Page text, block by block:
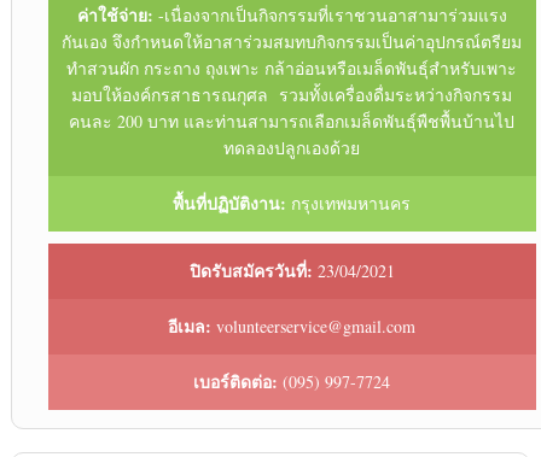
ค่าใช้จ่าย: -เนื่องจากเป็นกิจกรรมที่เราชวนอาสามาร่วมแรง
กันเอง จึงกำหนดให้อาสาร่วมสมทบกิจกรรมเป็นค่าอุปกรณ์ตรียม
ทำสวนผัก กระถาง ถุงเพาะ กล้าอ่อนหรือเมล็ดพันธุ์สำหรับเพาะ
มอบให้องค์กรสาธารณกุศล รวมทั้งเครื่องดื่มระหว่างกิจกรรม
คนละ 200 บาท และท่านสามารถเลือกเมล็ดพันธุ์พืชพื้นบ้านไป
ทดลองปลูกเองด้วย
พื้นที่ปฏิบัติงาน: กรุงเทพมหานคร
ปิดรับสมัครวันที่: 23/04/2021
อีเมล: volunteerservice@gmail.com
เบอร์ติดต่อ: (095) 997-7724